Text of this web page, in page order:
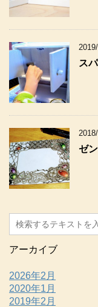
ス
ゼ
アーカイブ
2026年2月
2020年1月
2019年2月